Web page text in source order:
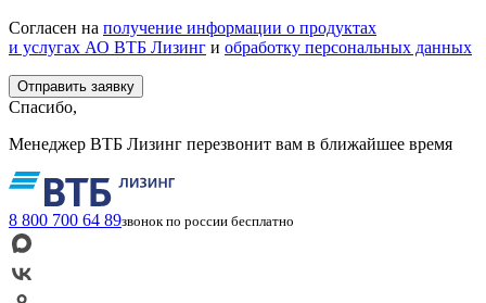
Согласен на получение информации о продуктах
и услугах АО ВТБ Лизинг и обработку персональных данных
Спасибо,
Менеджер ВТБ Лизинг перезвонит вам в ближайшее время
8 800 700 64 89звонок по россии бесплатно